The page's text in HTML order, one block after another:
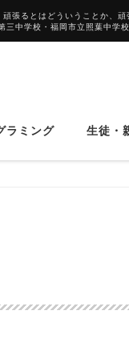
張るとはどういうことか、
中学校・福岡市立照葉中学
ラミング 生徒・